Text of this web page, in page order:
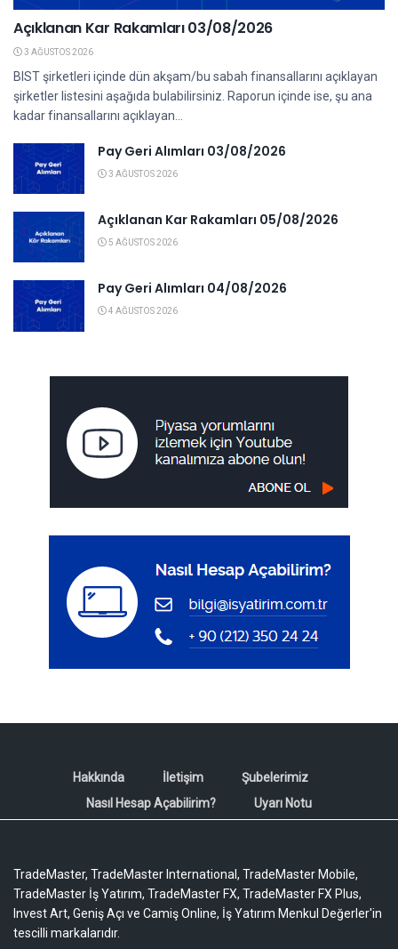
Açıklanan Kar Rakamları 03/08/2026
3 AĞUSTOS 2026
BIST şirketleri içinde dün akşam/bu sabah finansallarını açıklayan
şirketler listesini aşağıda bulabilirsiniz. Raporun içinde ise, şu ana
kadar finansallarını açıklayan...
Pay Geri Alımları 03/08/2026
3 AĞUSTOS 2026
Açıklanan Kar Rakamları 05/08/2026
5 AĞUSTOS 2026
Pay Geri Alımları 04/08/2026
4 AĞUSTOS 2026
Hakkında İletişim
Şubelerimiz
Nasıl Hesap Açabilirim?
Uyarı Notu
TradeMaster, TradeMaster International, TradeMaster Mobile,
TradeMaster İş Yatırım, TradeMaster FX, TradeMaster FX Plus,
Invest Art, Geniş Açı ve Camiş Online, İş Yatırım Menkul Değerler'in
tescilli markalarıdır.